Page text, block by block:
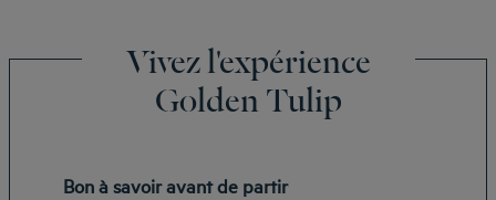
Vivez l'expérience
Golden Tulip
Bon à savoir avant de partir